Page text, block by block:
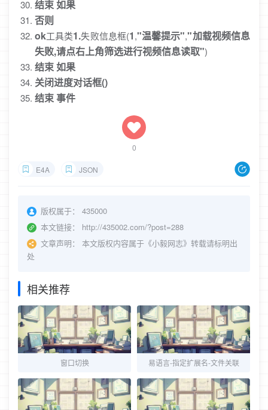
结束如果
否则
ok工具类1.失败信息框(1,"温馨提示","加载视频信息
失败,请点右上角筛选进行视频信息读取")
结束如果
关闭进度对话框()
结束事件
0
E4A JSON
版权属于：
435000
本文链接：
http://435002.com/?post=288
文章声明：
本文版权内容属于《小毅网志》转载请标明出
处
相关推荐
窗口切换 易语言-指定扩展名-文件关联